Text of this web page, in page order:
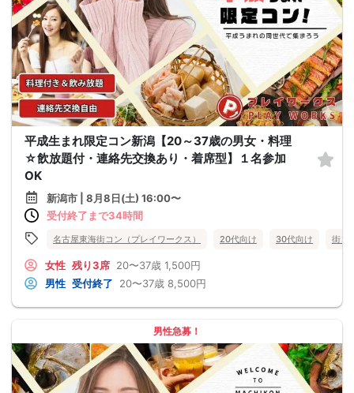
平成生まれ限定コン新潟【20～37歳の男女・料理
☆飲放題付・連絡先交換あり・着席型】１名参加
OK
新潟市 | 8月8日(土) 16:00〜
受付終了まで34時間
名古屋東海街コン（プレイワークス） 20代向け 30代向け 街コ
女性 残り3席 20〜37歳 1,500円
男性 受付終了 20〜37歳 8,500円
男性急募！